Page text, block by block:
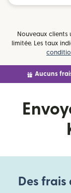
Nouveaux clients
limitée. Les taux
Aucuns
Des frais